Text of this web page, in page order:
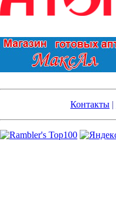
Контакты |